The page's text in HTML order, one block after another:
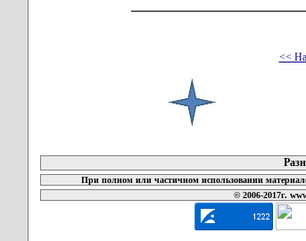
<<
При полном или частичном использовании
© 2006-2017г.